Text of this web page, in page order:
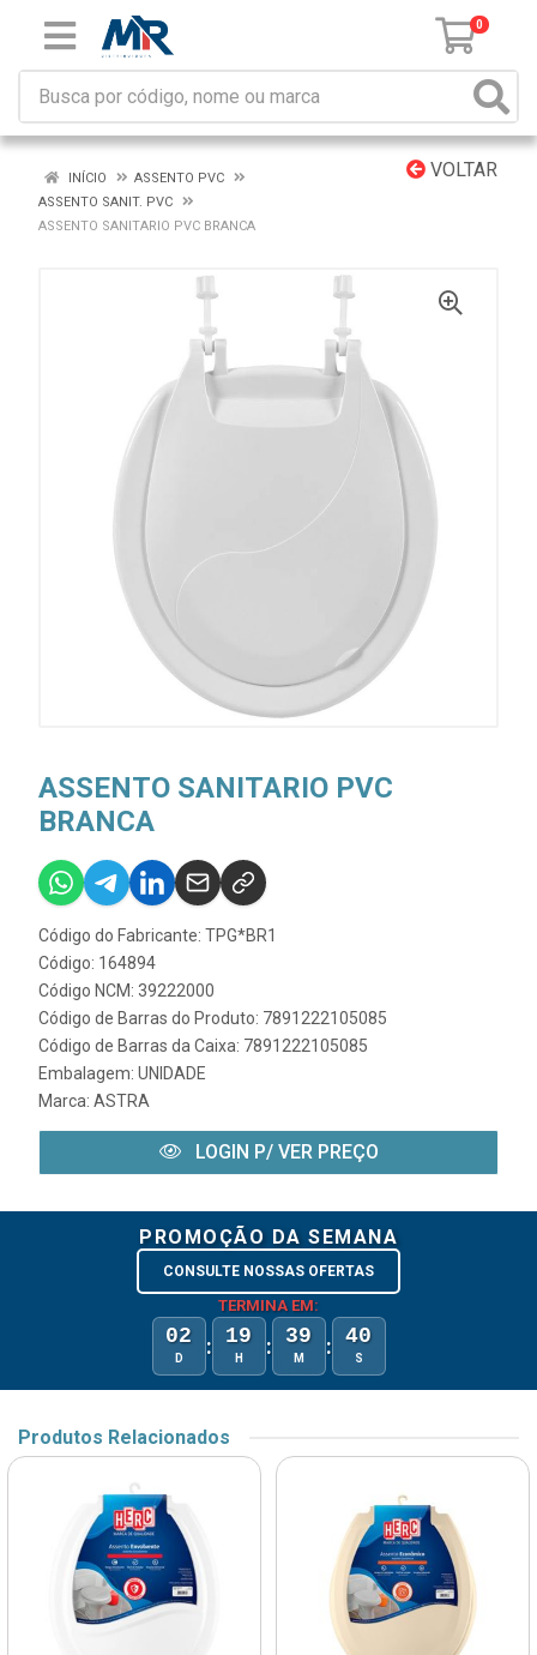
0
VOLTAR
INÍCIO
ASSENTO PVC
ASSENTO SANIT. PVC
ASSENTO SANITARIO PVC BRANCA
ASSENTO SANITARIO PVC
BRANCA
Código do Fabricante: TPG*BR1
Código: 164894
Código NCM: 39222000
Código de Barras do Produto: 7891222105085
Código de Barras da Caixa: 7891222105085
Embalagem: UNIDADE
Marca: ASTRA
LOGIN P/ VER PREÇO
PROMOÇÃO DA SEMANA
CONSULTE NOSSAS OFERTAS
TERMINA EM:
02
D : 19
H : 39
M : 40
S
Produtos Relacionados